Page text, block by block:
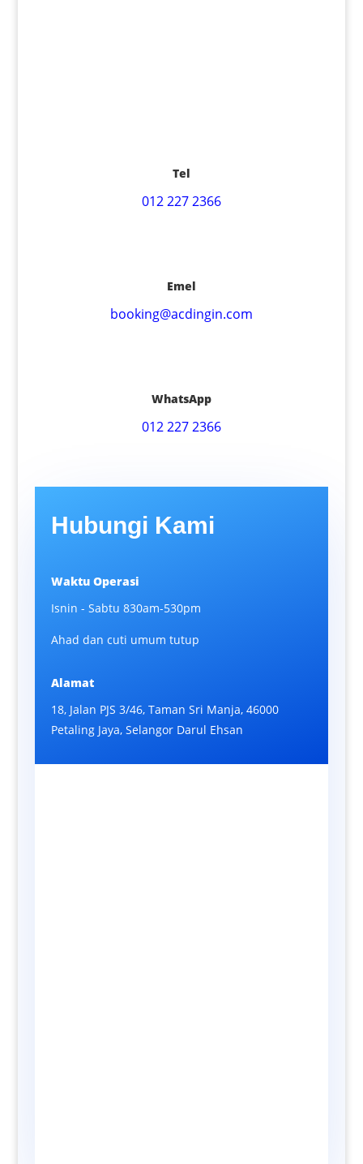
Tel
012 227 2366
Emel
booking@acdingin.com
WhatsApp
012 227 2366
Hubungi Kami
Waktu Operasi
Isnin - Sabtu 830am-530pm
Ahad dan cuti umum tutup
Alamat
18, Jalan PJS 3/46, Taman Sri Manja, 46000
Petaling Jaya, Selangor Darul Ehsan